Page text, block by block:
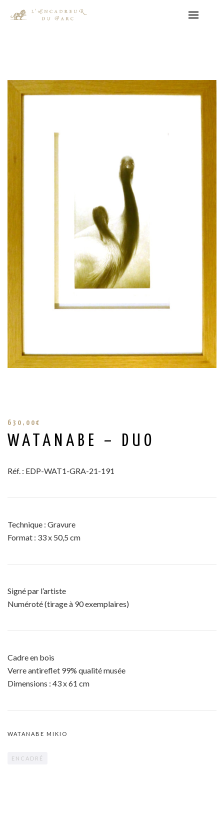
630,00€
WATANABE – DUO
Réf. : EDP-WAT1-GRA-21-191
Technique : Gravure
Format : 33 x 50,5 cm
Signé par l’artiste
Numéroté (tirage à 90 exemplaires)
Cadre en bois
Verre antireflet 99% qualité musée
Dimensions : 43 x 61 cm
WATANABE MIKIO
ENCADRÉ